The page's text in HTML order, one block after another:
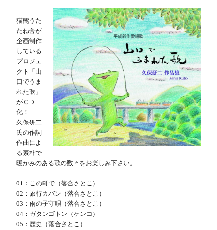
猫髭うた
たね舎が
企画制作
している
プロジェ
クト「山
口でうま
れた歌」
がＣＤ
化！
久保研二
氏の作詞
作曲によ
る素朴で
暖かみのある歌の数々をお楽しみ下さい。
01：この町で（落合さとこ）
02：旅行カバン（落合さとこ）
03：雨の子守唄（落合さとこ）
04：ガタンゴトン（ケンコ）
05：歴史（落合さとこ）